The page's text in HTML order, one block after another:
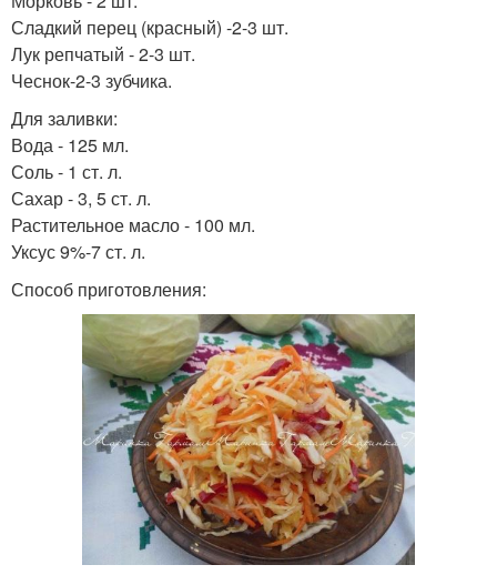
Сладкий перец (красный) -2-3 шт.
Лук репчатый - 2-3 шт.
Чеснок-2-3 зубчика.
Для заливки:
Вода - 125 мл.
Соль - 1 ст. л.
Сахар - 3, 5 ст. л.
Растительное масло - 100 мл.
Уксус 9%-7 ст. л.
Способ приготовления: